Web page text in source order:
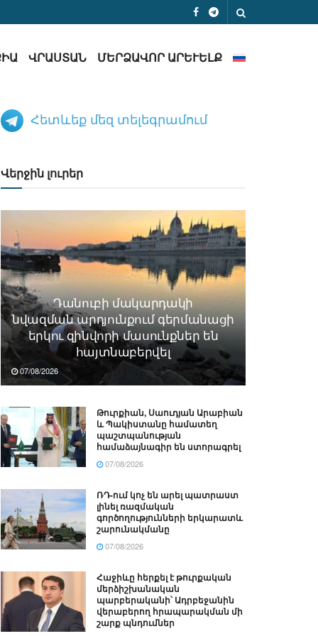
ՎՐԱՍՏԱՆ ՄԵՐՁԱՎՈՐ ԱՐԵՒԵԼՔ
Հետևեք մեզ տելեգրամում
Վերջին լուրեր
Դանուբի մակարդակի
նվազման արդյունքում գերմանացի
երկու զինվորի մասունքներ են
հայտնաբերվել
07/08/2026
Թուրքիան, Սաուդյան Արաբիան
և Պակիստանը համատեղ
պաշտպանության
համաձայնագիր են ստորագրել
07/08/2026
ՌԴ-ում կոչ են արել պատրաստ
լինել ռազմական
գործողությունների երկարատև
շարունակմանը
07/08/2026
Հաջիևը հերքել է թուրքական
մերձիշխանական
պարբերականի՝ Ադրբեջանին
վերաբերող հրապարակման մի
շարք պնդումներ